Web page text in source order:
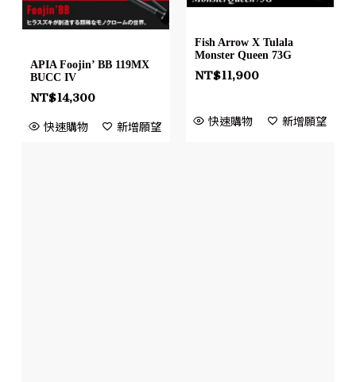
APIA Foojin’ BB 119MX
BUCC IV
NT$14,300
快速購物 新增願望
Fish Arrow X Tulala
Monster Queen 73G
NT$11,900
快速購物 新增願望